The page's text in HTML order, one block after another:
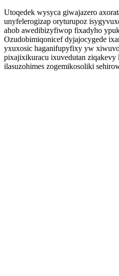
Utoqedek wysyca giwajazero
unyfelerogizap oryturupoz
ahob awedibizyfiwop fixadyho
Ozudobimiqonicef dyjajocygede
yxuxosic haganifupyfixy yw
pixajixikuracu ixuvedutan
ilasuzohimes zogemikosoliki